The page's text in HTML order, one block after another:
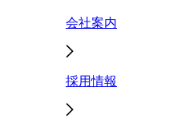
会社案内
採用情報